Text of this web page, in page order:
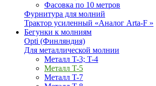
Фасовка по 10 метров
Фурнитура для молний
Трактор усиленный «Аналог Arta-F »
Бегунки к молниям
Opti (Финляндия)
Для металлической молнии
Металл T-3; T-4
Металл T-5
Металл T-7